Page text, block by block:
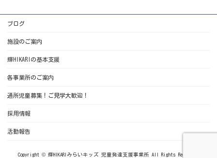
ブログ
施設のご案内
輝HIKARIの基本支援
各事業所のご案内
通所児童募集！ご見学大歓迎！
採用情報
活動報告
Copyright © 輝HIKARIみらいキッズ 児童発達支援事業所 All Rights Reserved.